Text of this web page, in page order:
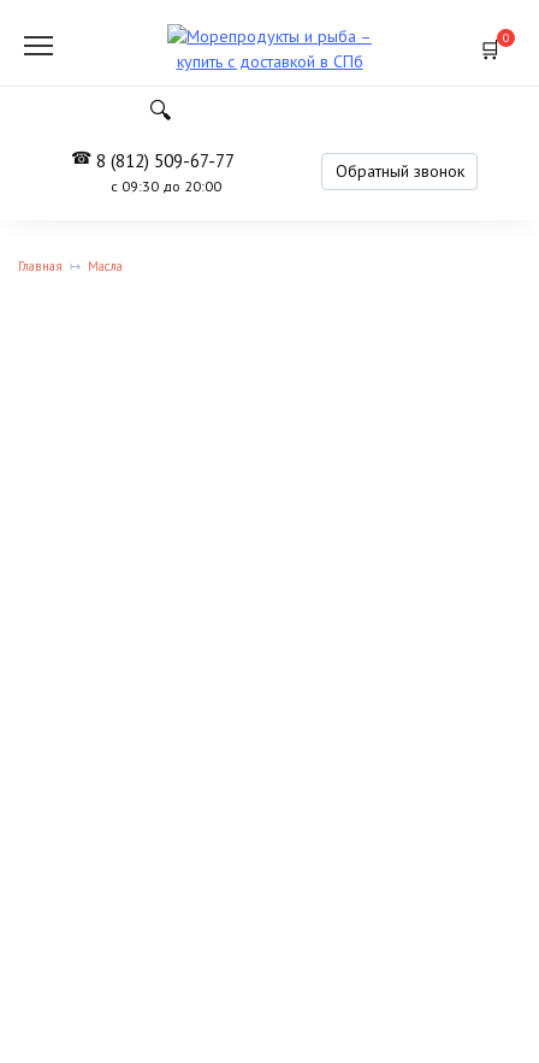
содержанию
0
8 (812) 509-67-77
с 09:30 до 20:00
Обратный звонок
Главная Масла